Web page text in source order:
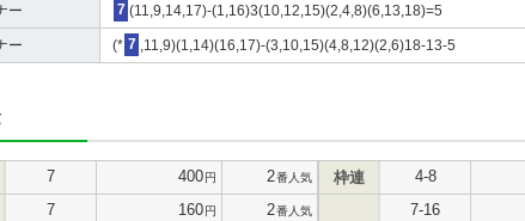
ー 7 (11,9,14,17)-(1,16)3(10,12,15)(2,4,8)(6,13,18)=5
ー (* 7 ,11,9)(1,14)(16,17)-(3,10,15)(4,8,12)(2,6)18-13-5
7 400円 2番人気
7 160円 2番人気
枠連 4-8
7-16